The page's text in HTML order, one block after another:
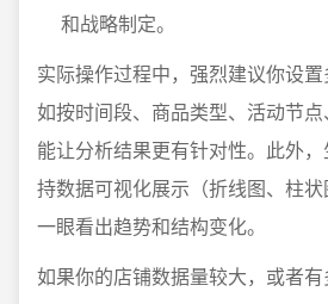
和战略制定。
实际操作过程中，强烈建议你设
如按时间段、商品类型、活动节点
能让分析结果更有针对性。此外
持数据可视化展示（折线图、柱
一眼看出趋势和结构变化。
如果你的店铺数据量较大，或者